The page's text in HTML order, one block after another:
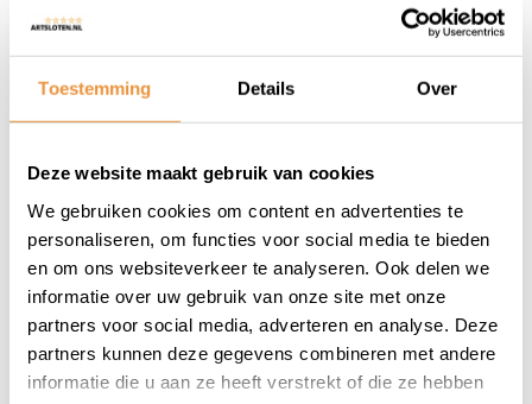
Toestemming Details Over
Deze website maakt gebruik van cookies
We gebruiken cookies om content en advertenties te
personaliseren, om functies voor social media te bieden
en om ons websiteverkeer te analyseren. Ook delen we
informatie over uw gebruik van onze site met onze
partners voor social media, adverteren en analyse. Deze
partners kunnen deze gegevens combineren met andere
informatie die u aan ze heeft verstrekt of die ze hebben
navigatie M1 Finder
Niet op voorraad
1